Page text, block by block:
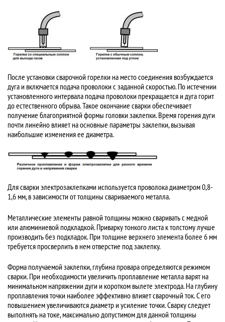
После установки сварочной горелки на место соединения возбуждается
дуга и включается подача проволоки с заданной скоростью. По истечении
установленного интервала подача проволоки прекращается и дуга горит
до естественного обрыва. Такое окончание сварки обеспечивает
получение благоприятной формы головки заклепки. Время горения дуги
почти линейно влияет на основные параметры заклепки, вызывая
наибольшие изменения ее диаметра.
Для сварки электрозаклепками используется проволока диаметром 0,8-
1,6 мм, в зависимости от толщины свариваемого металла.
Металлические элементы равной толщины можно сваривать с медной
или алюминиевой подкладкой. Приварку тонкого листа к толстому лучше
производить без подкладок. При толщине верхнего элемента более 6 мм
требуется просверлить в нем отверстие под заклепку.
Форма получаемой заклепки, глубина провара определяются режимом
сварки. При необходимости увеличить проплавление металла варят на
минимальном напряжении дуги и коротком вылете электрода. На глубину
проплавления точки наиболее эффективно влияет сварочный ток. С его
повышением увеличиваются диаметр и усиление точки. Сварку следует
выполнять на токе, максимально допустимом для данной толщины